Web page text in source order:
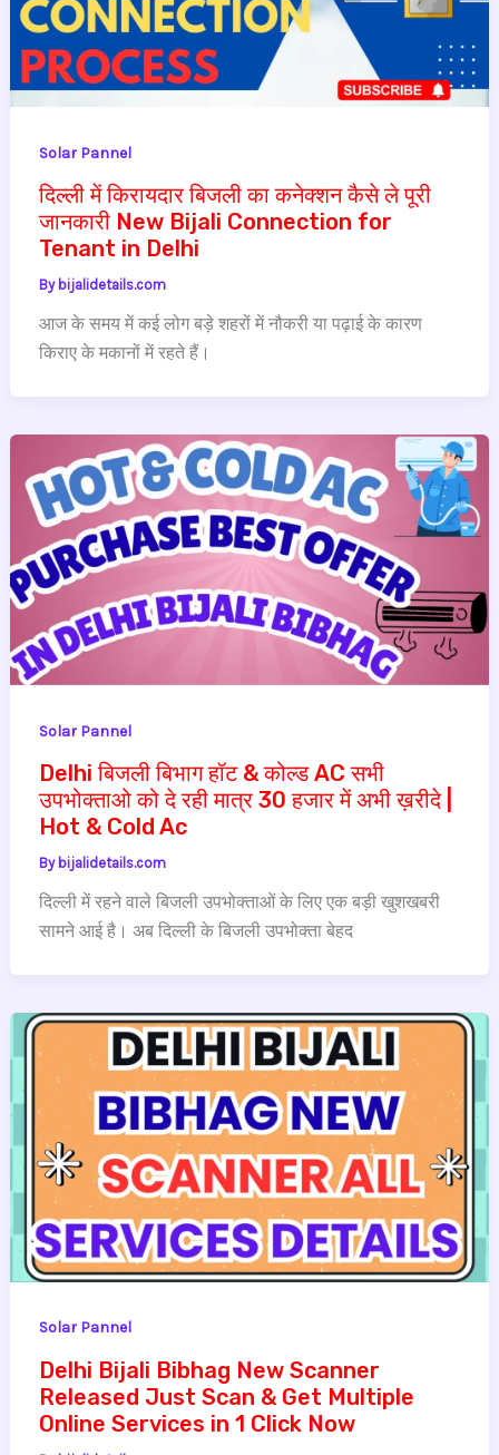
Solar Pannel
दिल्ली में किरायदार बिजली का कनेक्शन कैसे ले पूरी
जानकारी New Bijali Connection for
Tenant in Delhi
By bijalidetails.com
आज के समय में कई लोग बड़े शहरों में नौकरी या पढ़ाई के कारण
किराए के मकानों में रहते हैं।
Solar Pannel
Delhi बिजली बिभाग हॉट & कोल्ड AC सभी
उपभोक्ताओ को दे रही मात्र 30 हजार में अभी ख़रीदे |
Hot & Cold Ac
By bijalidetails.com
दिल्ली में रहने वाले बिजली उपभोक्ताओं के लिए एक बड़ी खुशखबरी
सामने आई है। अब दिल्ली के बिजली उपभोक्ता बेहद
Solar Pannel
Delhi Bijali Bibhag New Scanner
Released Just Scan & Get Multiple
Online Services in 1 Click Now